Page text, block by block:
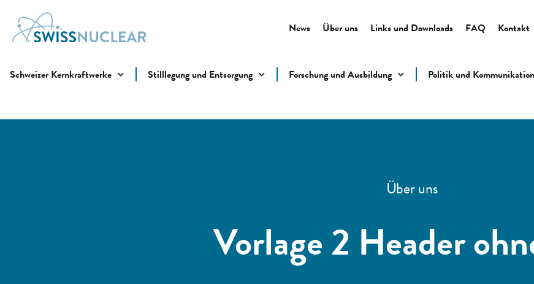
News Über uns Links und Downloads FAQ Kontakt
Schweizer Kernkraftwerke Stilllegung und Entsorgung Forschung und Ausbildung Politik und Kommunikation
Über uns
Vorlage 2 Header